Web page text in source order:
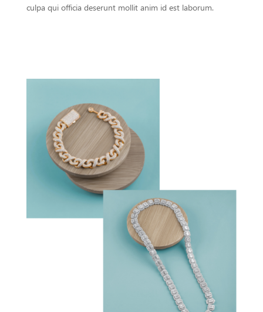
culpa qui officia deserunt mollit anim id est laborum.